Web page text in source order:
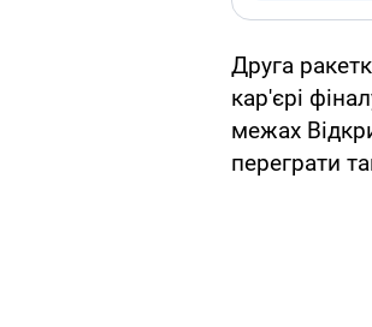
Друга
кар'єрі
межах
переграти